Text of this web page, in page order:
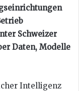
Schweizer
Daten, Modelle
Intelligenz